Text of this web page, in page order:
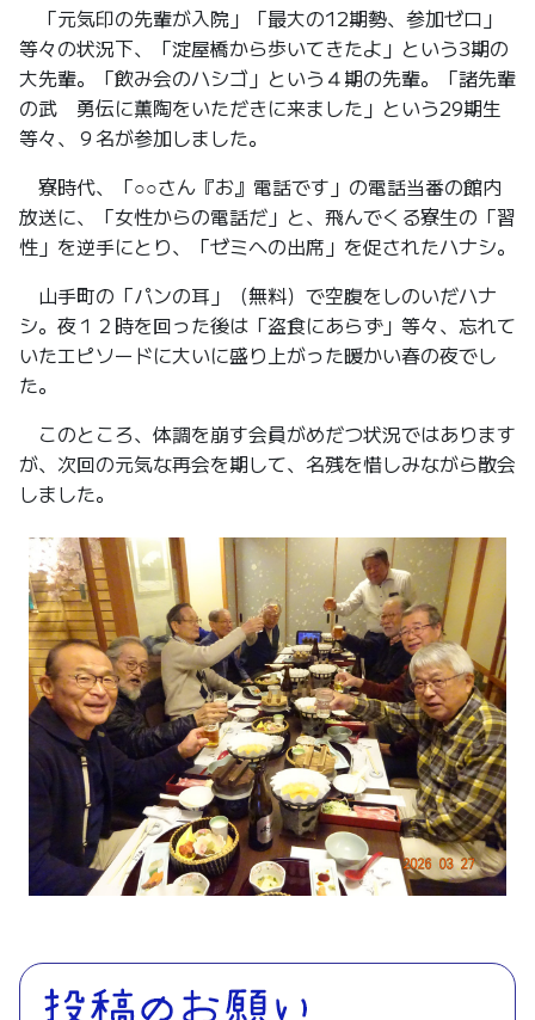
「元気印の先輩が入院」「最大の12期勢、参加ゼロ」
等々の状況下、「淀屋橋から歩いてきたよ」という3期の
大先輩。「飲み会のハシゴ」という４期の先輩。「諸先輩
の武 勇伝に薫陶をいただきに来ました」という29期生
等々、９名が参加しました。
寮時代、「○○さん『お』電話です」の電話当番の館内
放送に、「女性からの電話だ」と、飛んでくる寮生の「習
性」を逆手にとり、「ゼミへの出席」を促されたハナシ。
山手町の「パンの耳」（無料）で空腹をしのいだハナ
シ。夜１２時を回った後は「盗食にあらず」等々、忘れて
いたエピソードに大いに盛り上がった暖かい春の夜でし
た。
このところ、体調を崩す会員がめだつ状況ではあります
が、次回の元気な再会を期して、名残を惜しみながら散会
しました。